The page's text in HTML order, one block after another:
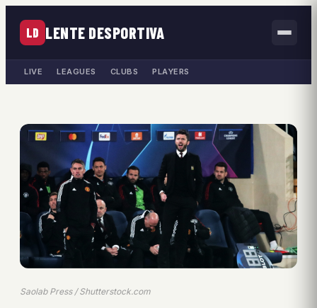
LD LENTE DESPORTIVA
LIVE LEAGUES CLUBS PLAYERS
Saolab Press / Shutterstock.com